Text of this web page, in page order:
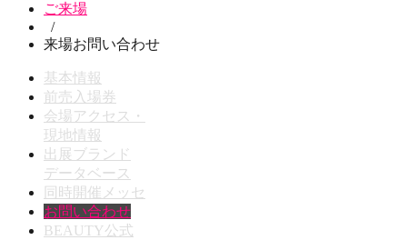
ご来場
/
来場お問い合わせ
基本情報
前売入場券
会場アクセス・
現地情報
出展ブランド
データベース
同時開催メッセ
お問い合わせ
BEAUTY公式